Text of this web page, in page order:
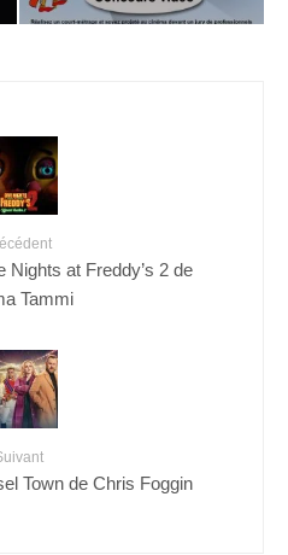
Nights at Freddy’s 2 de
Tammi
Town de Chris Foggin